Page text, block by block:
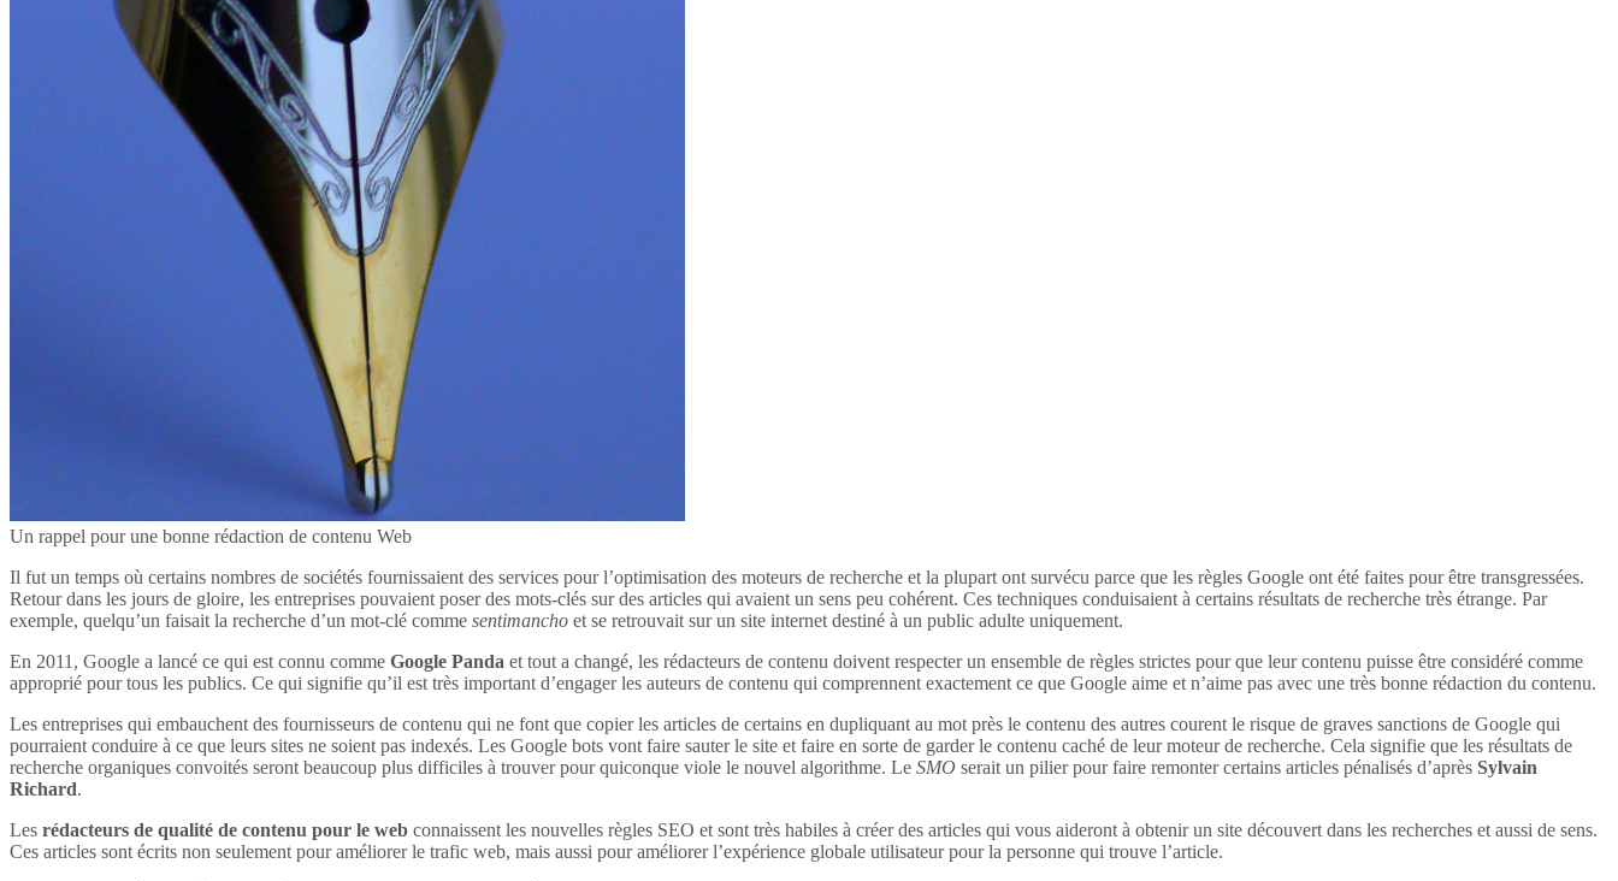
Un rappel pour une bonne rédaction de contenu Web
Il fut un temps où certains nombres de sociétés fournissaient des services pour l’optimisation des moteurs de recherche et la plupart ont survécu parce que les règles Google ont été faites pour être transgressées.
Retour dans les jours de gloire, les entreprises pouvaient poser des mots-clés sur des articles qui avaient un sens peu cohérent. Ces techniques conduisaient à certains résultats de recherche très étrange. Par
exemple, quelqu’un faisait la recherche d’un mot-clé comme sentimancho et se retrouvait sur un site internet destiné à un public adulte uniquement.
En 2011, Google a lancé ce qui est connu comme Google Panda et tout a changé, les rédacteurs de contenu doivent respecter un ensemble de règles strictes pour que leur contenu puisse être considéré comme
approprié pour tous les publics. Ce qui signifie qu’il est très important d’engager les auteurs de contenu qui comprennent exactement ce que Google aime et n’aime pas avec une très bonne rédaction du contenu.
Les entreprises qui embauchent des fournisseurs de contenu qui ne font que copier les articles de certains en dupliquant au mot près le contenu des autres courent le risque de graves sanctions de Google qui
pourraient conduire à ce que leurs sites ne soient pas indexés. Les Google bots vont faire sauter le site et faire en sorte de garder le contenu caché de leur moteur de recherche. Cela signifie que les résultats de
recherche organiques convoités seront beaucoup plus difficiles à trouver pour quiconque viole le nouvel algorithme. Le SMO serait un pilier pour faire remonter certains articles pénalisés d’après Sylvain
Richard.
Les rédacteurs de qualité de contenu pour le web connaissent les nouvelles règles SEO et sont très habiles à créer des articles qui vous aideront à obtenir un site découvert dans les recherches et aussi de sens.
Ces articles sont écrits non seulement pour améliorer le trafic web, mais aussi pour améliorer l’expérience globale utilisateur pour la personne qui trouve l’article.